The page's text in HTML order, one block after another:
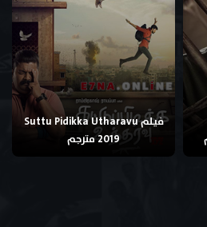
فيلم Suttu Pidikka Utharavu
2019 مترجم